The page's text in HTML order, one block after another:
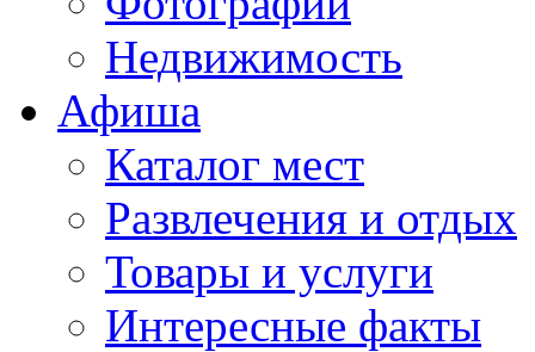
Недвижимость
Афиша
Каталог мест
Развлечения и отдых
Товары и услуги
Интересные факты